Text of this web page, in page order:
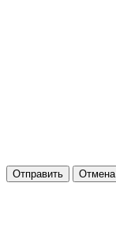
Отправить Отмена